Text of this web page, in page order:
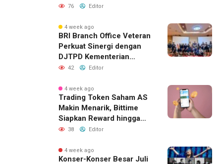
Sverdlovsk, Rusia untuk
76 Editor
4 week ago
BRI Branch Office Veteran
Perkuat Sinergi dengan
DJTPD Kementerian
Komdigi RI melalui
Layanan BRI
42 Editor
4 week ago
Trading Token Saham AS
Makin Menarik, Bittime
Siapkan Reward hingga
Rp10 Juta
38 Editor
4 week ago
Konser-Konser Besar Juli